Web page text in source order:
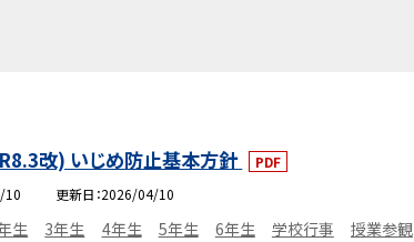
改) いじめ防止基本方針
PDF
10 更新日 2026/04/10
生 3年生 4年生 5年生 6年生 学校行事 授業参観